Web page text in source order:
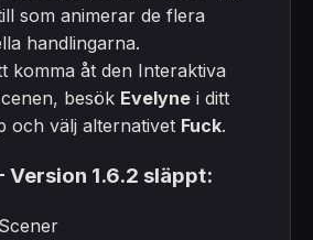
som animerar de flera
handlingarna.
komma åt den Interaktiva
besök Evelyne i ditt
och välj alternativet Fuck.
1.6.2 släppt: